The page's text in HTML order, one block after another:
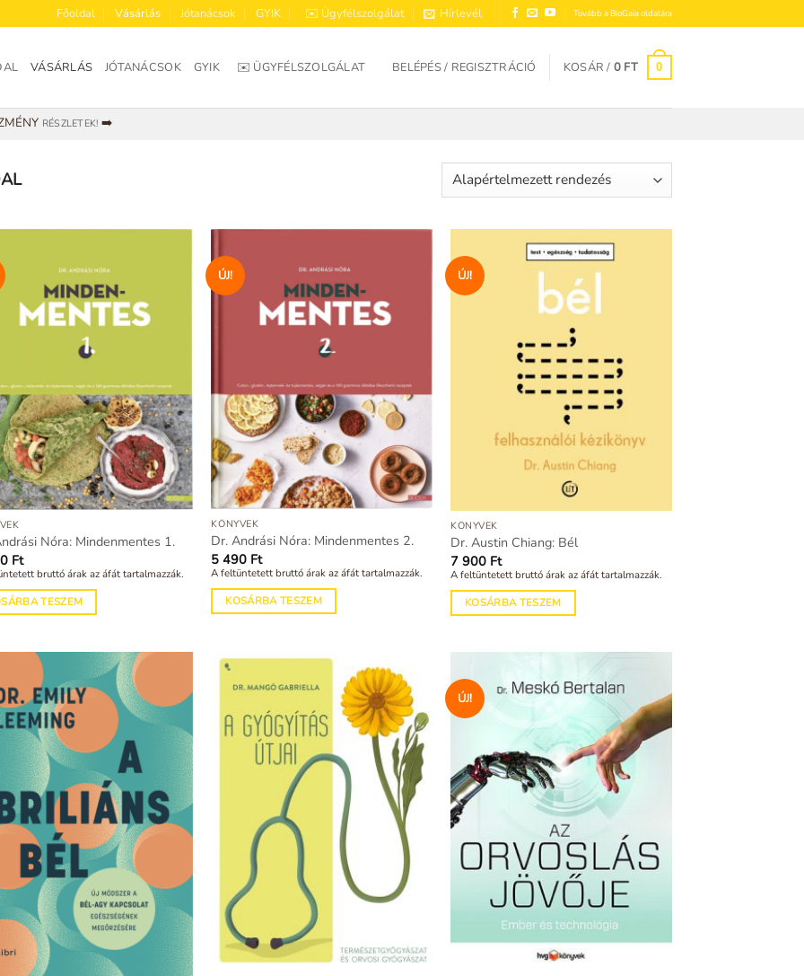
Főoldal Vásárlás Jótanácsok GYIK ✉️ Ügyfélszolgálat Hírlevél Tovább a BioGaia oldalára
VÁSÁRLÁS JÓTANÁCSOK GYIK ✉️ ÜGYFÉLSZOLGÁLAT BELÉPÉS / REGISZTRÁCIÓ KOSÁR / 0 FT 0
RÉSZLETEK! ➡️
Nóra: Mindenmentes 1.
Ft
bruttó árak az áfát tartalmazzák.
TESZEM
ÚJ!
KÖNYVEK
Dr. Andrási Nóra: Mindenmentes 2.
5 490 Ft
A feltüntetett bruttó árak az áfát tartalmazzák.
KOSÁRBA TESZEM
ÚJ!
KÖNYVEK
Dr. Austin Chiang: Bél
7 900 Ft
A feltüntetett bruttó árak az áfát tartalmazzák.
KOSÁRBA TESZEM
ÚJ!